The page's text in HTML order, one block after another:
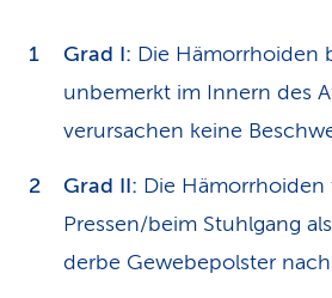
Grad I: Die Hämorrhoiden
unbemerkt im Innern des
verursachen keine
Grad II: Die
Pressen/beim Stuhlgang
derbe Gewebepolster nach